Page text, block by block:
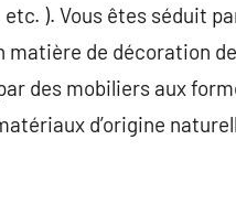
). Vous êtes séduit
matière de décoration de
des mobiliers aux
d’origine